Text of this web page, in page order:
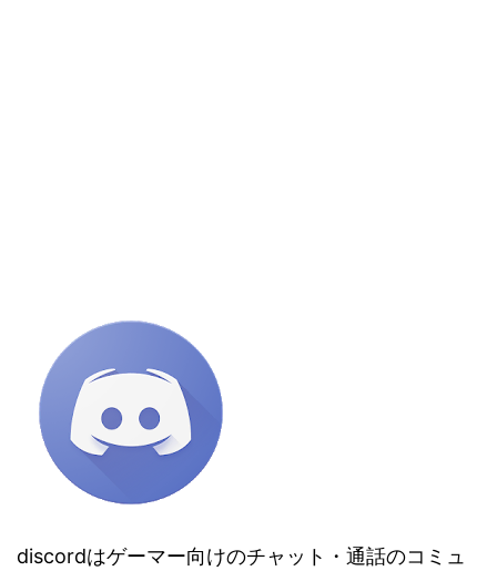
discordはゲーマー向けのチャット・通話のコミュ